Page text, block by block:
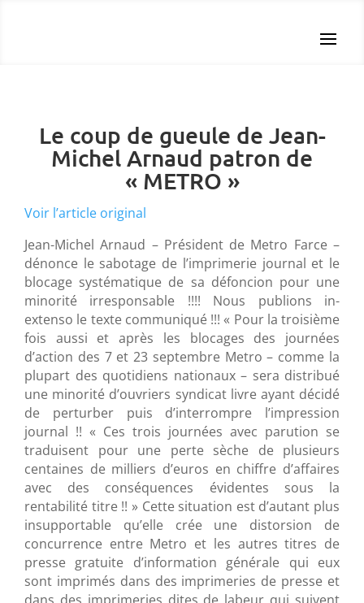
Le coup de gueule de Jean-
Michel Arnaud patron de
« METRO »
Voir l’article original
Jean-Michel Arnaud – Président de Metro Farce –
dénonce le sabotage de l’imprimerie journal et le
blocage systématique de sa défoncion pour une
minorité irresponsable !!!! Nous publions in-
extenso le texte communiqué !!! « Pour la troisième
fois aussi et après les blocages des journées
d’action des 7 et 23 septembre Metro – comme la
plupart des quotidiens nationaux – sera distribué
une minorité d’ouvriers syndicat livre ayant décidé
de perturber puis d’interrompre l’impression
journal !! « Ces trois journées avec parution se
traduisent pour une perte sèche de plusieurs
centaines de milliers d’euros en chiffre d’affaires
avec des conséquences évidentes sous la
rentabilité titre !! » Cette situation est d’autant plus
insupportable qu’elle crée une distorsion de
concurrence entre Metro et les autres titres de
presse gratuite d’information générale qui eux
sont imprimés dans des imprimeries de presse et